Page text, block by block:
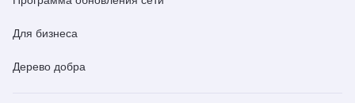
Для бизнеса
Дерево добра